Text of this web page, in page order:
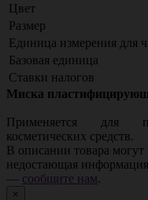
Цвет
Размер
Единица измерения для
Базовая единица
Ставки налогов
Миска
Применяется для
косметических средств.
В описании товара
недостающая
— сообщите нам.
×